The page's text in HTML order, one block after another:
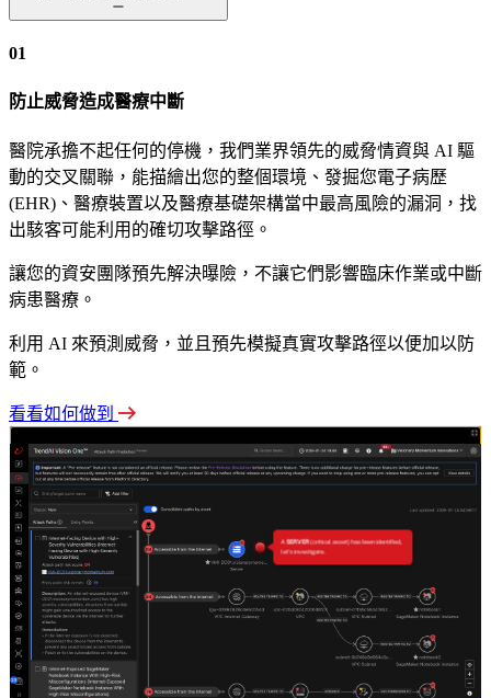
01
防止威脅造成醫療中斷
醫院承擔不起任何的停機，我們業界領先的威脅情資與 AI 驅
動的交叉關聯，能描繪出您的整個環境、發掘您電子病歷
(EHR)、醫療裝置以及醫療基礎架構當中最高風險的漏洞，找
出駭客可能利用的確切攻擊路徑。
讓您的資安團隊預先解決曝險，不讓它們影響臨床作業或中斷
病患醫療。
利用 AI 來預測威脅，並且預先模擬真實攻擊路徑以便加以防
範。
看看如何做到